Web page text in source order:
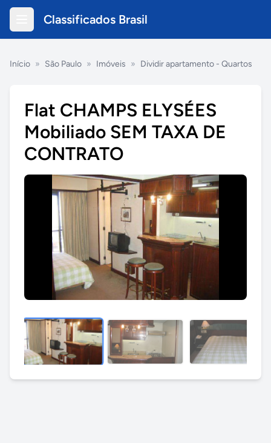
Classificados Brasil
Início » São Paulo » Imóveis » Dividir apartamento - Quartos
Flat CHAMPS ELYSÉES
Mobiliado SEM TAXA DE
CONTRATO